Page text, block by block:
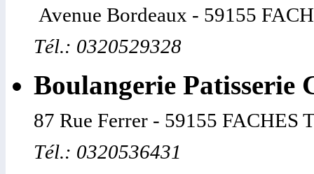
Avenue Bordeaux - 59155
Tél.: 0320529328
Boulangerie Patisserie
87 Rue Ferrer - 59155 FACHES
Tél.: 0320536431